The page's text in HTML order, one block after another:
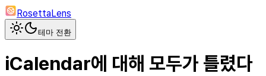
RosettaLens
테마 전환
iCalendar에 대해 모두가 틀렸다